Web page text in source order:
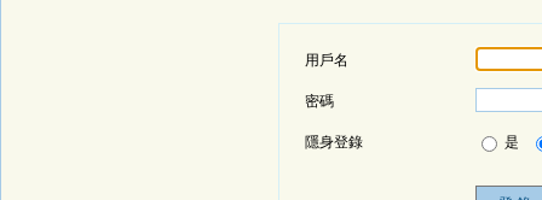
用戶名
密碼
隱身登錄
是